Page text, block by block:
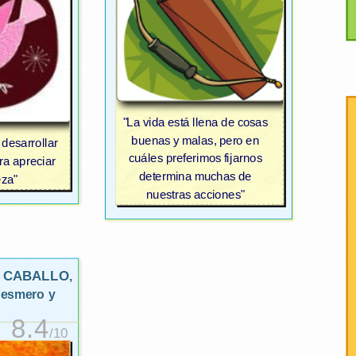
apreciar
"La vida está llena de cosas
buenas y malas, pero en
cuáles preferimos fijarnos
determina muchas de
nuestras acciones"
CABALLO,
y
8.4/10